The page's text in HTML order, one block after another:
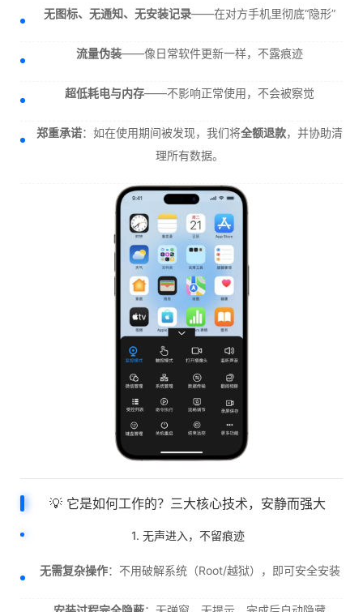
无图标、无通知、无安装记录——在对方手机里彻底“隐形”
流量伪装——像日常软件更新一样，不露痕迹
超低耗电与内存——不影响正常使用，不会被察觉
郑重承诺：如在使用期间被发现，我们将全额退款，并协助清
理所有数据。
💡 它是如何工作的？三大核心技术，安静而强大
1. 无声进入，不留痕迹
无需复杂操作：不用破解系统（Root/越狱），即可安全安装